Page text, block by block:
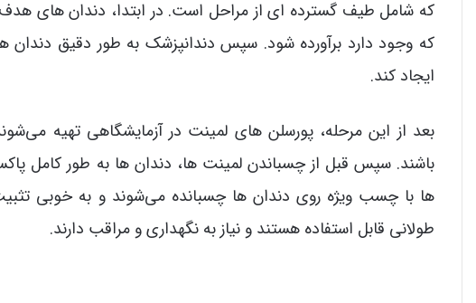
که شامل طیف گسترده ای از مراحل است. در ابتدا، دندان های هدف
که وجود دارد برآورده شود. سپس دندانپزشک به طور دقیق دندان ها
ایجاد کند.
بعد از این مرحله، پورسلن های لمینت در آزمایشگاهی تهیه
باشند. سپس قبل از چسباندن لمینت ها، دندان ها به طور کامل
ها با چسب ویژه روی دندان ها چسبانده می‌شوند و به خوبی
طولانی قابل استفاده هستند و نیاز به نگهداری و مراقب دارند.